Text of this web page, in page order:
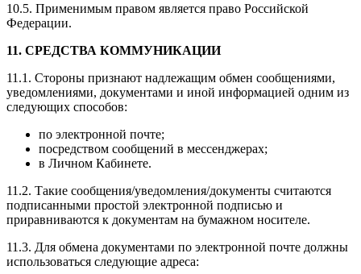
10.5. Применимым правом является право Российской
Федерации.
11. СРЕДСТВА КОММУНИКАЦИИ
11.1. Стороны признают надлежащим обмен сообщениями,
уведомлениями, документами и иной информацией одним из
следующих способов:
по электронной почте;
посредством сообщений в мессенджерах;
в Личном Кабинете.
11.2. Такие сообщения/уведомления/документы считаются
подписанными простой электронной подписью и
приравниваются к документам на бумажном носителе.
11.3. Для обмена документами по электронной почте должны
использоваться следующие адреса: